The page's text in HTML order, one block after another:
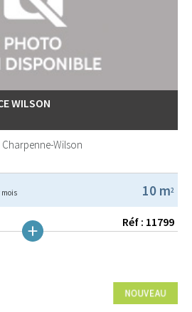
WILSON
Charpenne-Wilson
10 m2
Réf : 11799